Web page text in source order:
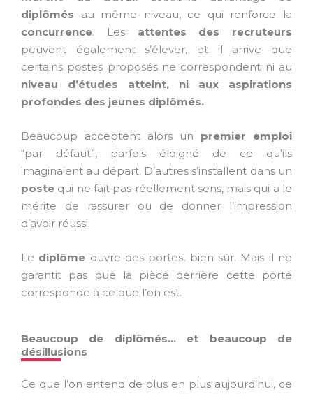
diplômés au même niveau, ce qui renforce la
concurrence. Les attentes des recruteurs
peuvent également s’élever, et il arrive que
certains postes proposés ne correspondent ni au
niveau d’études
atteint, ni aux aspirations
profondes des jeunes diplômés.
Beaucoup acceptent alors un premier emploi
“par défaut”, parfois éloigné de ce qu’ils
imaginaient au départ. D’autres s’installent dans un
poste qui ne fait pas réellement sens, mais qui a le
mérite de rassurer ou de donner l’impression
d’avoir réussi.
Le diplôme ouvre des portes, bien sûr. Mais il ne
garantit pas que la pièce derrière cette porte
corresponde à ce que l’on est.
Beaucoup de diplômés… et beaucoup de
désillusions
Ce que l’on entend de plus en plus aujourd’hui, ce